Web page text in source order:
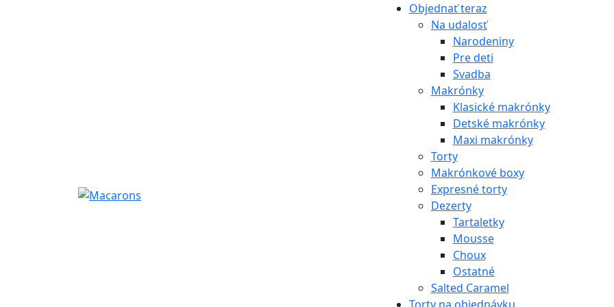
Objednať teraz
Na udalosť
Narodeniny
Pre deti
Svadba
Makrónky
Klasické makrónky
Detské makrónky
Maxi makrónky
Torty
Makrónkové boxy
Expresné torty
Dezerty
Tartaletky
Mousse
Choux
Ostatné
Salted Caramel